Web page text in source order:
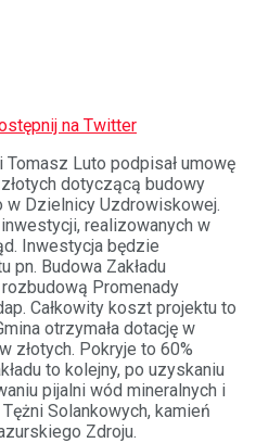
na Twitter
Luto podpisał umowę
dotyczącą budowy
w Dzielnicy Uzdrowiskowej.
realizowanych w
Inwestycja będzie
pn. Budowa Zakładu
Promenady
Całkowity koszt projektu to
otrzymała dotację w
złotych. Pokryje to 60%
to kolejny, po uzyskaniu
pijalni wód mineralnych i
Solankowych, kamień
Zdroju.